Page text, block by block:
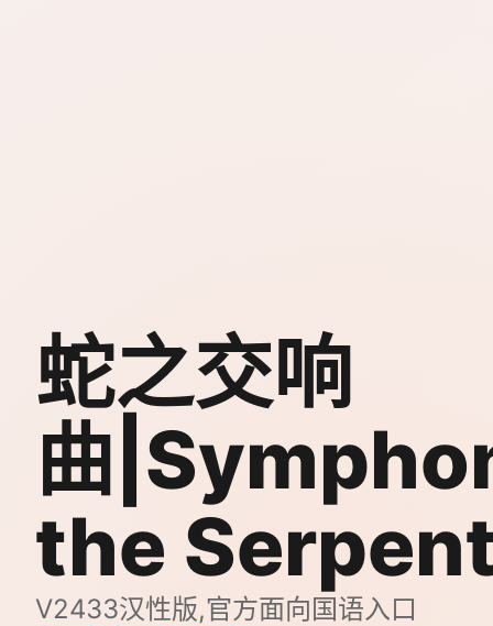
蛇之交响
曲
the
V2433汉性版,官方面向国语入口